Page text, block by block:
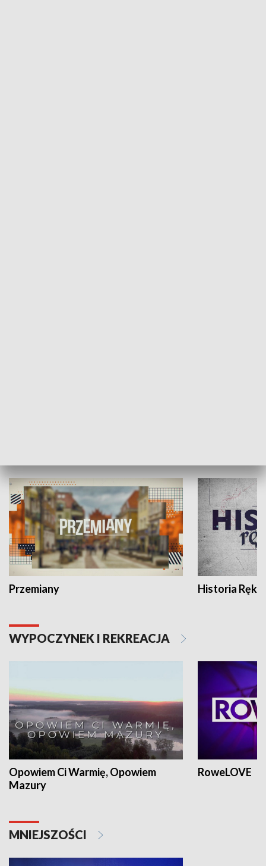
Przemiany Historia Ręką
WYPOCZYNEK I REKREACJA
Opowiem Ci Warmię, Opowiem
Mazury
RoweLOVE
MNIEJSZOŚCI